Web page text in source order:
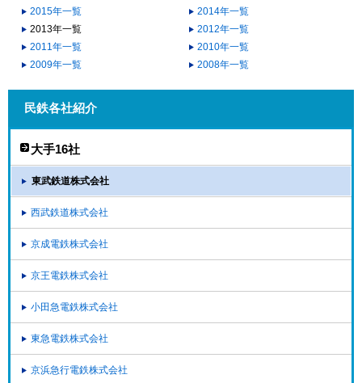
2015年一覧
2014年一覧
2013年一覧
2012年一覧
2011年一覧
2010年一覧
2009年一覧
2008年一覧
民鉄各社紹介
大手16社
東武鉄道株式会社
西武鉄道株式会社
京成電鉄株式会社
京王電鉄株式会社
小田急電鉄株式会社
東急電鉄株式会社
京浜急行電鉄株式会社